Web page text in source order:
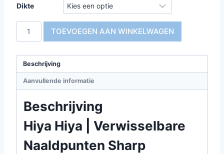
Dikte
Verwisselbare
Naaldpunten
Sharp
aantal
TOEVOEGEN AAN WINKELWAGEN
Beschrijving
Aanvullende informatie
Beschrijving
Hiya Hiya | Verwisselbare
Naaldpunten Sharp